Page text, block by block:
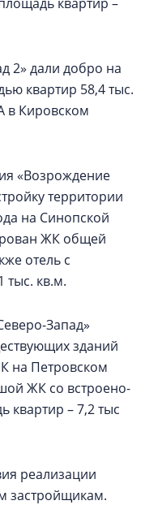
2» дали добро на
квартир 58,4 тыс.
в Кировском
«Возрождение
территории
на Синопской
ЖК общей
отель с
кв.м.
Запад»
зданий
на Петровском
ЖК со встроено-
– 7,2 тыс
реализации
застройщикам.